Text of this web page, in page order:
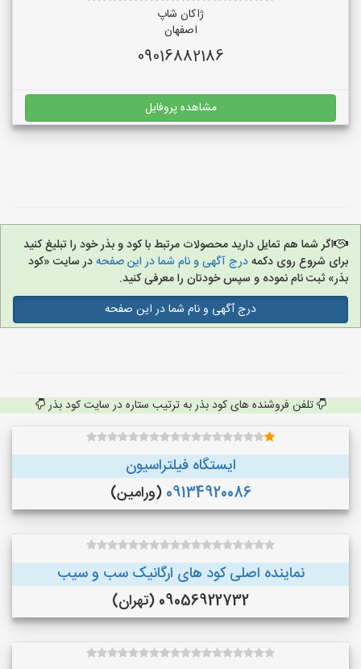
ژاکان شاپ
اصفهان
09016882186
مشاهده پروفایل
اگر شما هم تمایل دارید محصولات مرتبط با کود و بذر خود را تبلیغ کنید
برای شروع روی دکمهدرج آگهی و نام شما در این صفحهدر سایت «کود
بذر» ثبت نام نموده و سپس خودتان را معرفی کنید.
درج آگهی و نام شما در این صفحه
تلفن فروشنده های کود بذر به ترتیب ستاره در سایت کود بذر
ایستگاه فیلتراسیون
09134920086 (ورامین)
نماینده اصلی کود های ارگانیک سب و سیب
09056922732 (تهران)